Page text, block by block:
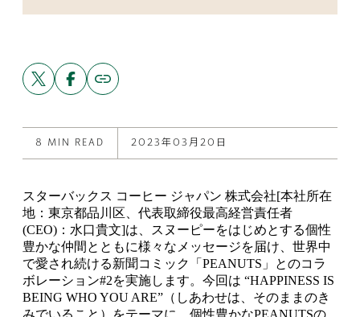
Share
this
post
X
Share
this
post
Facebook
Copy
link
to
8 MIN READ 2023年03月20日
スターバックス コーヒー ジャパン 株式会社[本社所在
地：東京都品川区、代表取締役最高経営責任者
(CEO)：水口貴文]は、スヌーピーをはじめとする個性
豊かな仲間とともに様々なメッセージを届け、世界中
で愛され続ける新聞コミック「PEANUTS」とのコラ
ボレーション#2を実施します。今回は “HAPPINESS IS
BEING WHO YOU ARE”（しあわせは、そのままのき
みでいること）をテーマに、個性豊かなPEANUTSの